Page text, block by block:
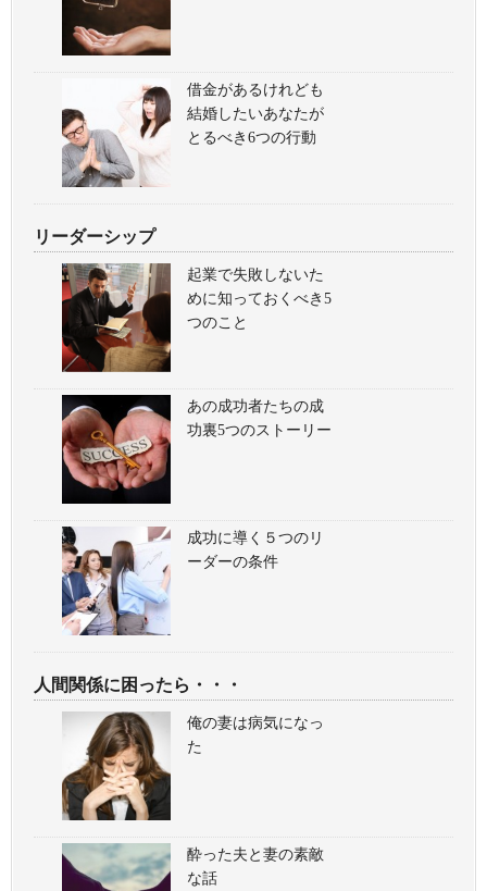
借金があるけれども
結婚したいあなたが
とるべき6つの行動
リーダーシップ
起業で失敗しないた
めに知っておくべき5
つのこと
あの成功者たちの成
功裏5つのストーリー
成功に導く５つのリ
ーダーの条件
人間関係に困ったら・・・
俺の妻は病気になっ
た
酔った夫と妻の素敵
な話